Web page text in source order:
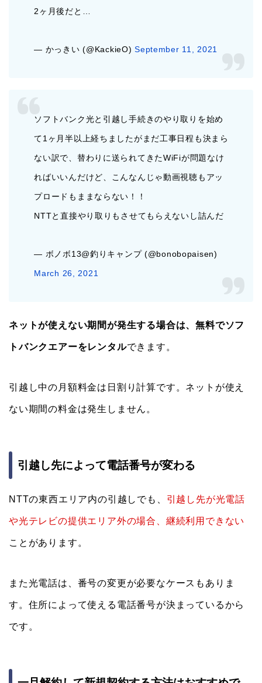
2ヶ月後だと…
— かっきい (@KackieO)September 11, 2021
ソフトバンク光と引越し手続きのやり取りを始め
て1ヶ月半以上経ちましたがまだ工事日程も決まら
ない訳で、替わりに送られてきたWiFiが問題なけ
ればいいんだけど、こんなんじゃ動画視聴もアッ
プロードもままならない！！
NTTと直接やり取りもさせてもらえないし詰んだ
— ボノボ13@釣りキャンプ (@bonobopaisen)
March 26, 2021
ネットが使えない期間が発生する場合は、無料でソフ
トバンクエアーをレンタルできます。
引越し中の月額料金は日割り計算です。ネットが使え
ない期間の料金は発生しません。
引越し先によって電話番号が変わる
NTTの東西エリア内の引越しでも、 引越し先が光電話
や光テレビの提供エリア外の場合、継続利用できない
ことがあります。
また光電話は、番号の変更が必要なケースもありま
す。住所によって使える電話番号が決まっているから
です。